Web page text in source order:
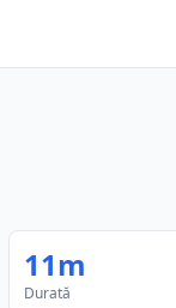
11m
Durată